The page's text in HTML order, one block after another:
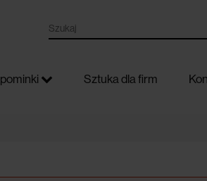
Sztuka dla firm